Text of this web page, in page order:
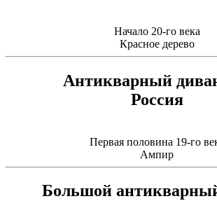
Начало 20-го века
Красное дерево
Антикварный
Россия
Первая половина 19-го
Ампир
Большой